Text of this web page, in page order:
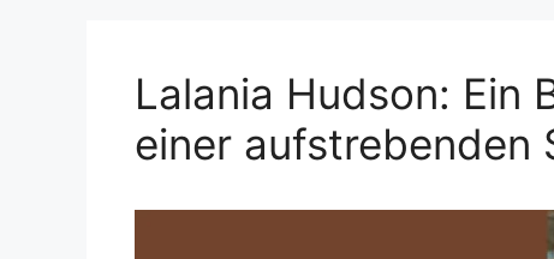
Lalania Hudson: Ein
einer aufstrebenden